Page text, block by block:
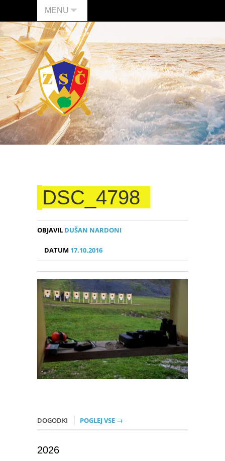
MENU
DSC_4798
OBJAVIL DUŠAN NARDONI
DATUM 17.10.2016
DOGODKI POGLEJ VSE →
2026